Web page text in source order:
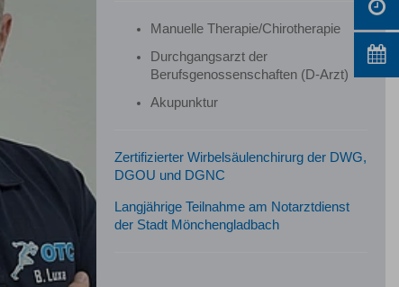
Manuelle Therapie/Chirotherapie
Durchgangsarzt der
Berufsgenossenschaften (D-Arzt)
Akupunktur
Zertifizierter Wirbelsäulenchirurg der DWG,
DGOU und DGNC
Langjährige Teilnahme am Notarztdienst
der Stadt Mönchengladbach